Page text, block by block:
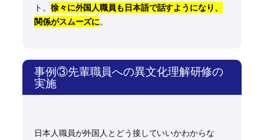
ト。 徐々に外国人職員も日本語で話すようになり、
関係がスムーズに。
事例③先輩職員への異文化理解研修の
実施
日本人職員が外国人とどう接していいかわからな